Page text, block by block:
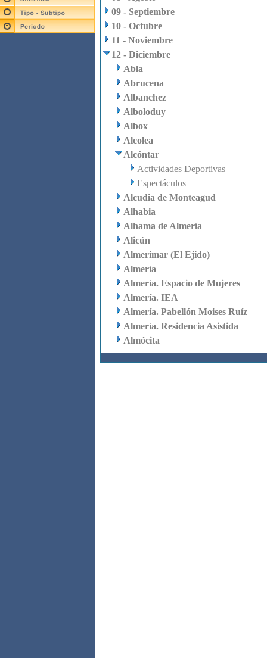
09 - Septiembre
10 - Octubre
11 - Noviembre
12 - Diciembre
Abla
Abrucena
Albanchez
Alboloduy
Albox
Alcolea
Alcóntar
Actividades Deportivas
Espectáculos
Alcudia de Monteagud
Alhabia
Alhama de Almería
Alicún
Almerimar (El Ejido)
Almería
Almería. Espacio de Mujeres
Almería. IEA
Almería. Pabellón Moises Ruíz
Almería. Residencia Asistida
Almócita